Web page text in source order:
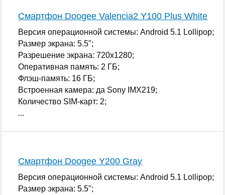
Смартфон Doogee Valencia2 Y100 Plus White
Версия операционной системы: Android 5.1 Lollipop;
Размер экрана: 5.5";
Разрешение экрана: 720x1280;
Оперативная память: 2 ГБ;
Флэш-память: 16 ГБ;
Встроенная камера: да Sony IMX219;
Количество SIM-карт: 2;
...
Смартфон Doogee Y200 Gray
Версия операционной системы: Android 5.1 Lollipop;
Размер экрана: 5.5";